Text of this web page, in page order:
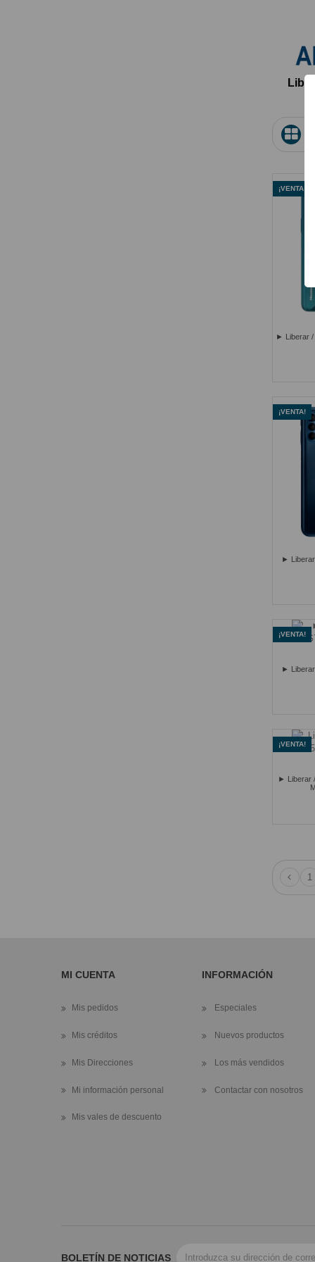
¡VENTA!
► Liberar /
¡VENTA!
► Liberar
¡VENTA!
► Liberar
¡VENTA!
► Liberar
1
MI CUENTA
Mis pedidos
Mis créditos
Mis Direcciones
Mi información personal
Mis vales de descuento
INFORMACIÓN
Especiales
Nuevos productos
Los más vendidos
Contactar con nosotros
BOLETÍN DE NOTICIAS